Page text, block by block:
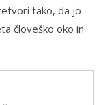
tako, da jo
človeško oko in